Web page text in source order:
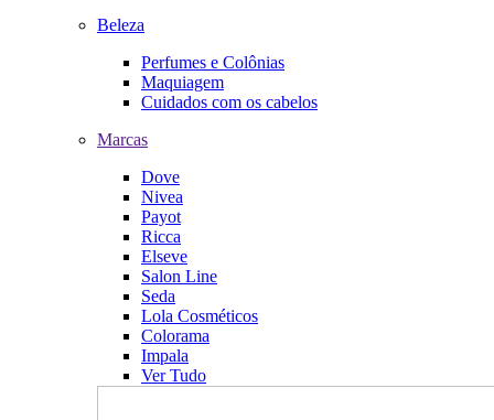
Beleza
Perfumes e Colônias
Maquiagem
Cuidados com os cabelos
Marcas
Dove
Nivea
Payot
Ricca
Elseve
Salon Line
Seda
Lola Cosméticos
Colorama
Impala
Ver Tudo